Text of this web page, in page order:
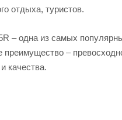
отдыха, туристов.
– одна из самых
–
качества.